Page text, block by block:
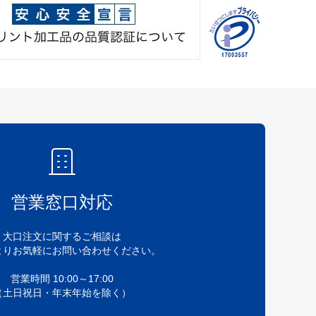
営業窓口対応
大口注文に関するご相談は
お気軽にお問い合わせください。
営業時間 10:00～17:00
土日祝日・年末年始を除く）